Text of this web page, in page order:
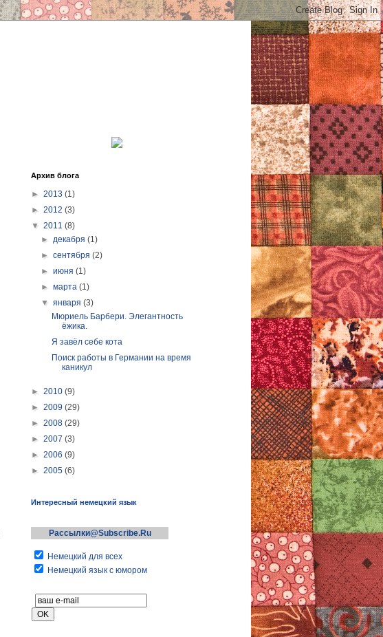
Архив блога
► 2013 (1)
► 2012 (3)
▼ 2011 (8)
►декабря(1)
►сентября(2)
►июня(1)
►марта(1)
▼января(3)
Мюриель Барбери. Элегантность
ёжика.
Я завёл себе кота
Поиск работы в Германии на время
каникул
► 2010 (9)
► 2009 (29)
► 2008 (29)
► 2007 (3)
► 2006 (9)
► 2005 (6)
Интересный немецкий язык
Рассылки@Subscribe.Ru
Немецкий для всех
Немецкий язык с юмором